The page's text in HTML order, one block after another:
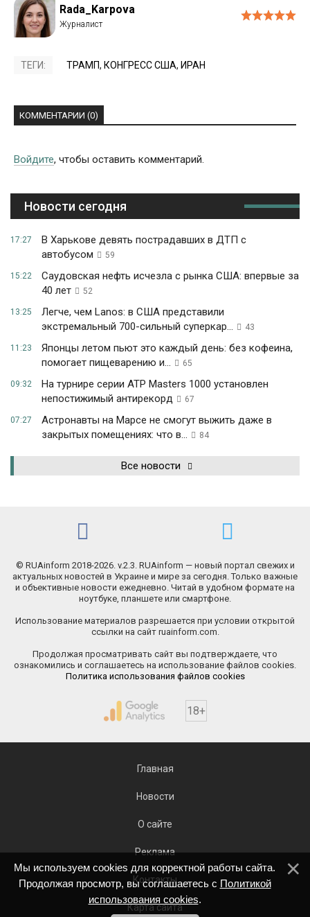
Rada_Karpova
ТЕГИ: ТРАМП, КОНГРЕСС США, ИРАН
КОММЕНТАРИИ (0)
Войдите, чтобы оставить комментарий.
Новости сегодня
17:27
В Харькове девять пострадавших в ДТП с
автобусом
59
15:22
Саудовская нефть исчезла с рынка США: впервые за
40 лет
52
13:25
Легче, чем Lanos: в США представили
экстремальный 700-сильный суперкар...
43
11:23
Японцы летом пьют это каждый день: без кофеина,
помогает пищеварению и...
65
09:32
На турнире серии ATP Masters 1000 установлен
непостижимый антирекорд
67
07:27
Астронавты на Марсе не смогут выжить даже в
закрытых помещениях: что в...
84
Все новости
© RUAinform 2018-2026. v.2.3. RUAinform — новый портал свежих и
актуальных новостей в Украине и мире за сегодня. Только важные
и объективные новости ежедневно. Читай в удобном формате на
ноутбуке, планшете или смартфоне.
Использование материалов разрешается при условии открытой
ссылки на сайт ruainform.com.
Продолжая просматривать сайт вы подтверждаете, что
ознакомились и соглашаетесь на использование файлов cookies.
Политика использования файлов cookies
18+
Главная
Новости
О сайте
Реклама
Контакты
Карта сайта
Мы используем cookies для корректной работы сайта.
Продолжая просмотр, вы соглашаетесь с Политикой
использования cookies.